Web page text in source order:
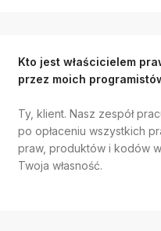
Kto jest właścicielem
przez moich
Ty, klient. Nasz zespół
po opłaceniu wszystkich
praw, produktów i kodów
Twoja własność.